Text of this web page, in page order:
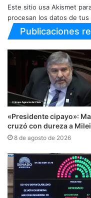
Este sitio usa Akismet
procesan los datos de tus
Publicaciones
«Presidente cipayo»:
cruzó con dureza a Milei
8 de agosto de 2026